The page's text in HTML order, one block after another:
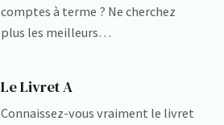
comptes à terme ? Ne cherchez
plus les meilleurs…
Le Livret A
Connaissez-vous vraiment le livret